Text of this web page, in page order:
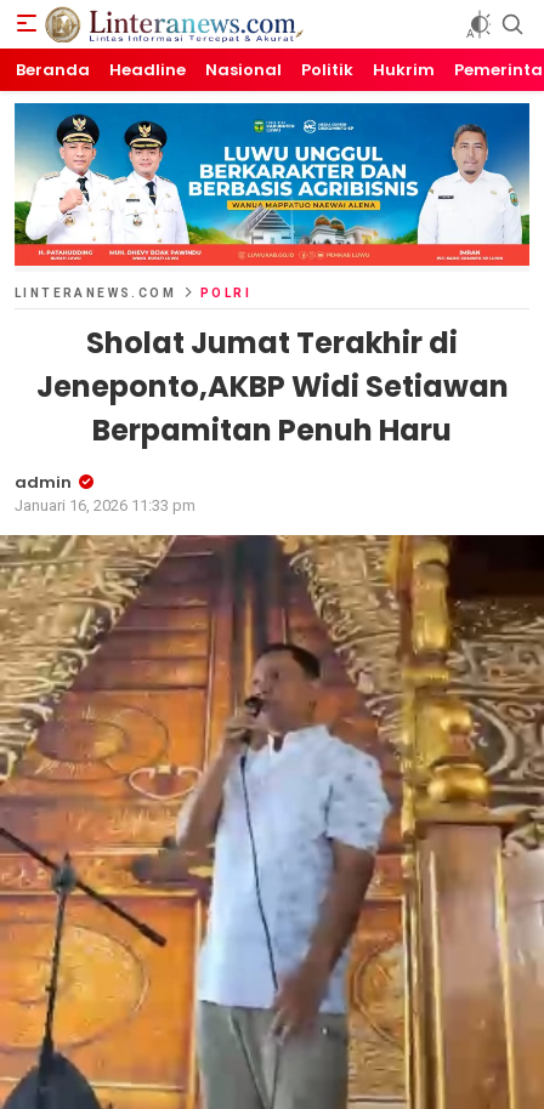
Linteranews.com
Lintas Informasi Tercepat dan Akurat
Beranda Headline Nasional Politik Hukrim
LINTERANEWS.COM POLRI
Sholat Jumat Terakhir di
Jeneponto,AKBP Widi Setiawan
Berpamitan Penuh Haru
admin
Januari 16, 2026 11:33 pm